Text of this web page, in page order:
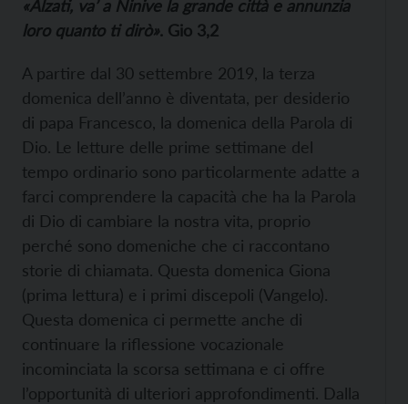
«Alzati, va’ a Ninive la grande città e annunzia
loro quanto ti dirò». Gio 3,2
A partire dal 30 settembre 2019, la terza
domenica dell’anno è diventata, per desiderio
di papa Francesco, la domenica della Parola di
Dio. Le letture delle prime settimane del
tempo ordinario sono particolarmente adatte a
farci comprendere la capacità che ha la Parola
di Dio di cambiare la nostra vita, proprio
perché sono domeniche che ci raccontano
storie di chiamata. Questa domenica Giona
(prima lettura) e i primi discepoli (Vangelo).
Questa domenica ci permette anche di
continuare la riflessione vocazionale
incominciata la scorsa settimana e ci offre
l’opportunità di ulteriori approfondimenti. Dalla